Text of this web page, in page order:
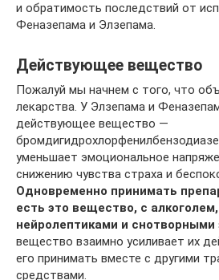
и обратимость последствий от
Феназепама и Элзепама.
Действующее вещество
Пожалуй мы начнем с того, что
лекарства. У Элзепама и
действующее вещество —
уменьшает эмоциональное
снижению чувства страха и
Одновременно принимать
есть это вещество, с
нейролептиками и
вещество взаимно усиливает их
его принимать вместе с другими
средствами.